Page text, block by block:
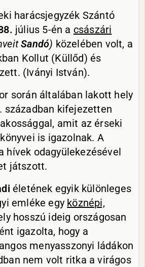
harácsjegyzék Szántó
július 5-én a császári
Sandó) közelében volt, a
Kollut (Küllőd) és
(Iványi István).
során általában lakott hely
században kifejezetten
amit az érseki
is igazolnak. A
hívek odagyülekezésével
játszott.
életének egyik különleges
emléke egy köznépi,
hosszú ideig országosan
igazolta, hogy a
menyasszonyi ládákon
nem volt ritka a virágos